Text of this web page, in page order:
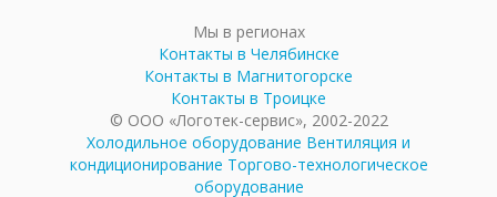
Мы в регионах
Контакты в Челябинске
Контакты в Магнитогорске
Контакты в Троицке
© ООО «Логотек-сервис», 2002-2022
Холодильное оборудование Вентиляция и
кондиционирование Торгово-технологическое
оборудование